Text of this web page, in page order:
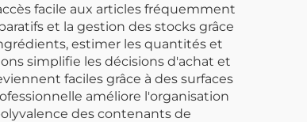
facile aux articles fréquemment
et la gestion des stocks grâce
estimer les quantités et
simplifie les décisions d'achat et
faciles grâce à des surfaces
améliore l'organisation
des contenants de